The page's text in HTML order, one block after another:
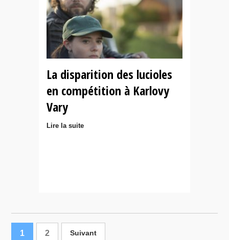
La disparition des lucioles
en compétition à Karlovy
Vary
Lire la suite
1 2 Suivant